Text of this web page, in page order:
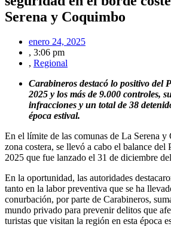
Serena y Coquimbo
enero 24, 2025
, 3:06 pm
, Regional
Carabineros destacó lo positivo del
2025 y los más de 9.000 controles,
infracciones y un total de 38
época estival.
En el límite de las comunas de La Serena
zona costera, se llevó a cabo el balance del
2025 que fue lanzado el 31 de diciembre
En la oportunidad, las autoridades
tanto en la labor preventiva que se ha
conurbación, por parte de Carabineros,
mundo privado para prevenir delitos que
turistas que visitan la región en esta época